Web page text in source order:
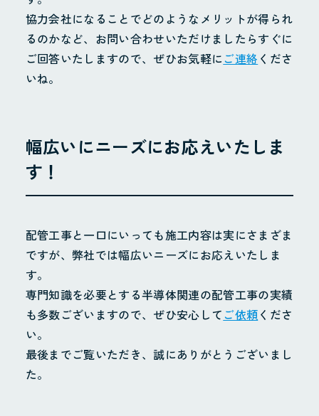
協力会社になることでどのようなメリットが得られ
るのかなど、お問い合わせいただけましたらすぐに
ご回答いたしますので、ぜひお気軽に ご連絡 くださ
いね。
幅広いにニーズにお応えいたしま
す！
配管工事と一口にいっても施工内容は実にさまざま
ですが、弊社では幅広いニーズにお応えいたしま
す。
専門知識を必要とする半導体関連の配管工事の実績
も多数ございますので、ぜひ安心して ご依頼くださ
い。
最後までご覧いただき、誠にありがとうございまし
た。